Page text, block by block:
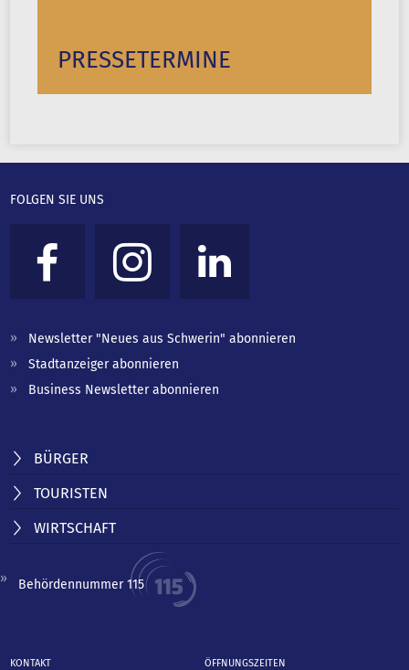
PRESSETERMINE
FOLGEN SIE UNS
Newsletter "Neues aus Schwerin" abonnieren
Stadtanzeiger abonnieren
Business Newsletter abonnieren
BÜRGER
TOURISTEN
WIRTSCHAFT
Behördennummer 115
KONTAKT ÖFFNUNGSZEITEN